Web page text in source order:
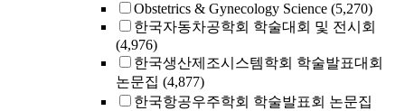
Obstetrics & Gynecology Science (5,270)
한국자동차공학회 학술대회 및 전시회
(4,976)
한국생산제조시스템학회 학술발표대회
논문집 (4,877)
한국항공우주학회 학술발표회 논문집